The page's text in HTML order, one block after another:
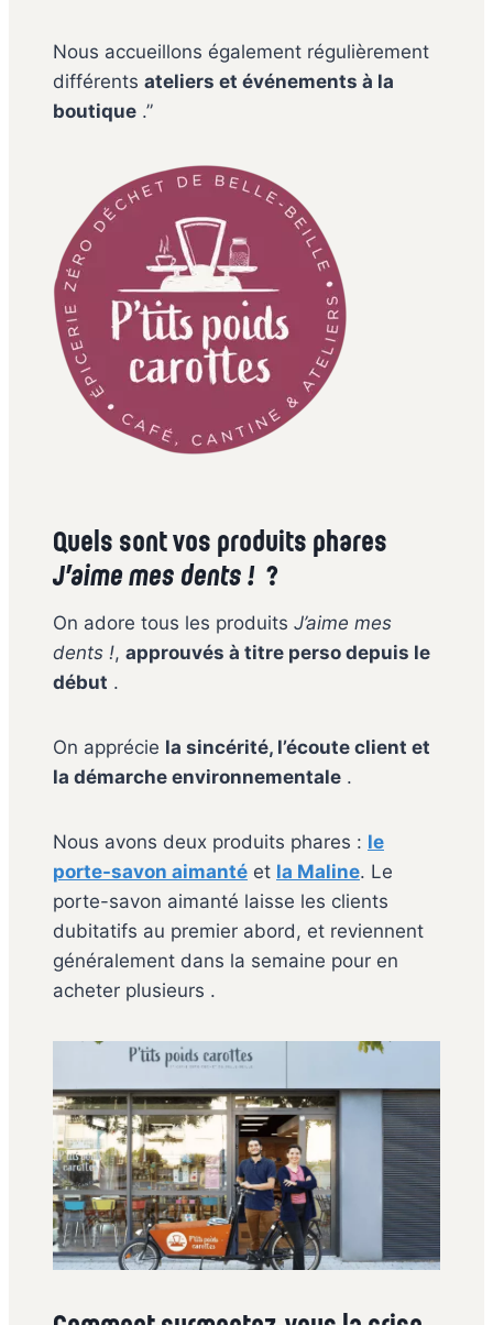
Nous accueillons également régulièrement
différents ateliers et événements à la
boutique .”
Quels sont vos produits phares
J’aime mes dents ! ?
On adore tous les produits J’aime mes
dents !, approuvés à titre perso depuis le
début .
On apprécie la sincérité, l’écoute client et
la démarche environnementale .
Nous avons deux produits phares : le
porte-savon aimanté et la Maline. Le
porte-savon aimanté laisse les clients
dubitatifs au premier abord, et reviennent
généralement dans la semaine pour en
acheter plusieurs .